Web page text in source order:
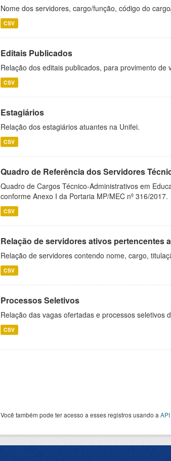
Nome dos servidores, cargo/função, código do
CSV
Editais Publicados
Relação dos editais publicados, para provimento de
CSV
Estagiários
Relação dos estagiários atuantes na Unifei.
CSV
Quadro de Referência dos Servidores
Quadro de Cargos Técnico-Administrativos em
conforme Anexo I da Portaria MP/MEC nº 316/2017.
CSV
Relação de servidores ativos pertencentes
Relação de servidores contendo nome, cargo,
CSV
Processos Seletivos
Relação das vagas ofertadas e processos seletivos
CSV
Você também pode ter acesso a esses registros usando a API